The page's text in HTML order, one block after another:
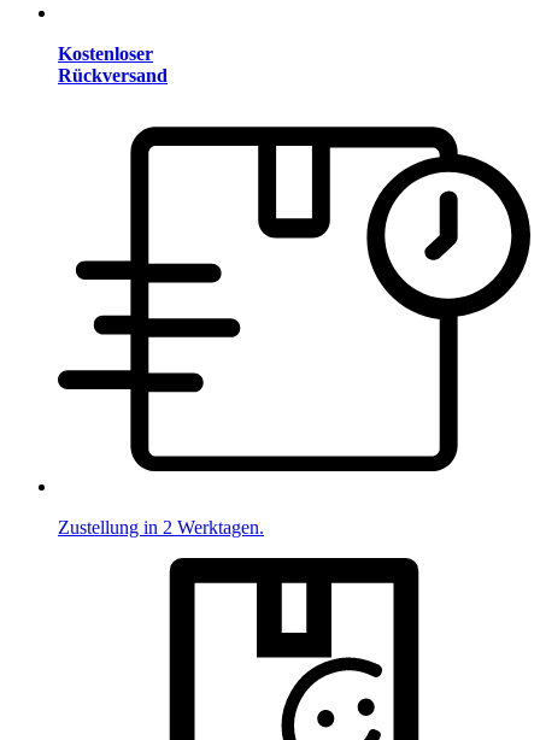
Kostenloser
Rückversand
Zustellung in 2 Werktagen.